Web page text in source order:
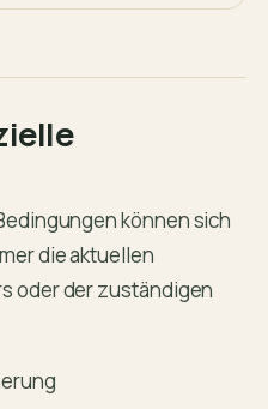
können sich
die aktuellen
oder der zuständigen